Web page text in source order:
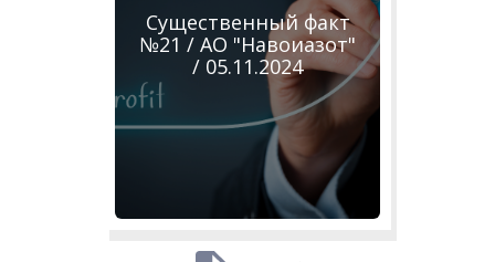
Существенный факт
№21 / АО "Навоиазот"
/ 05.11.2024